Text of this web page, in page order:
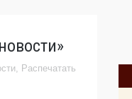
, Распечатать